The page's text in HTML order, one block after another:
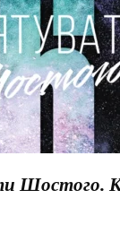
Шостого.